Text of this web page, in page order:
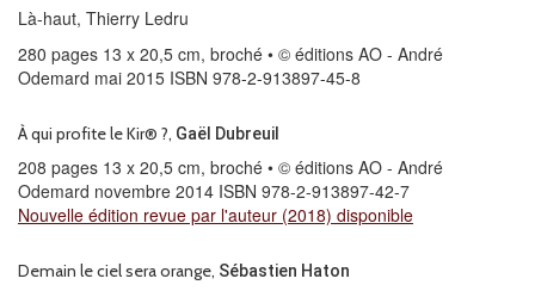
Là-haut, Thierry Ledru
280 pages 13 x 20,5 cm, broché • © éditions AO - André
Odemard mai 2015 ISBN 978-2-913897-45-8
À qui profite le Kir® ?, Gaël Dubreuil
208 pages 13 x 20,5 cm, broché • © éditions AO - André
Odemard novembre 2014 ISBN 978-2-913897-42-7
Nouvelle édition revue par l'auteur (2018) disponible
Demain le ciel sera orange, Sébastien Haton